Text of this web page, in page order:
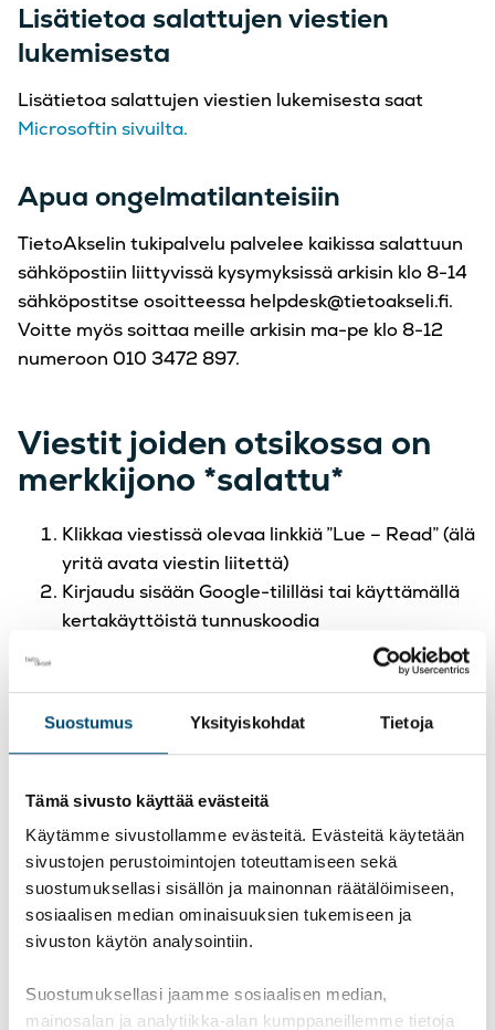
Suostumus Yksityiskohdat Tietoja
Tämä sivusto käyttää evästeitä
Käytämme sivustollamme evästeitä. Evästeitä käytetään
sivustojen perustoimintojen toteuttamiseen sekä
suostumuksellasi sisällön ja mainonnan räätälöimiseen,
sosiaalisen median ominaisuuksien tukemiseen ja
sivuston käytön analysointiin.
Suostumuksellasi jaamme sosiaalisen median,
mainosalan ja analytiikka-alan kumppaneillemme tietoja
Lisätietoa salattujen viestien
lukemisesta
Lisätietoa salattujen viestien lukemisesta saat
Microsoftin sivuilta.
Apua ongelmatilanteisiin
TietoAkselin tukipalvelu palvelee kaikissa salattuun
sähköpostiin liittyvissä kysymyksissä arkisin klo 8-14
sähköpostitse osoitteessa helpdesk@tietoakseli.fi.
Voitte myös soittaa meille arkisin ma-pe klo 8-12
numeroon 010 3472 897.
Viestit joiden otsikossa on
merkkijono *salattu*
Klikkaa viestissä olevaa linkkiä ”Lue – Read” (älä
yritä avata viestin liitettä)
Kirjaudu sisään Google-tililläsi tai käyttämällä
kertakäyttöistä tunnuskoodia
selainvälilehdessä, et voi tarkastella viestiä
Voit vastata viestiin ja käsitellä sitä omalla
Kertakäyttöisen tunnuskoodin
tilaaminen
Ellei sinulla ole käytettävissäsi Google-tiliä, voit
lukea viestin tilaamalla sähköpostiisi kertakäyttöisen
omaan sähköpostiisi. Syötä sähköpostiisi saama